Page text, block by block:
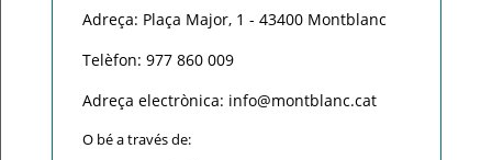
Adreça: Plaça Major, 1 - 43400 Montblanc
Telèfon: 977 860 009
Adreça electrònica: info@montblanc.cat
O bé a través de: